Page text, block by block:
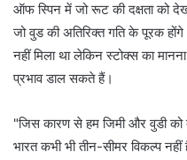
ऑफ स्पिन में जो रूट की दक्षता को
जो वुड की अतिरिक्त गति के पूरक
नहीं मिला था लेकिन स्टोक्स का
प्रभाव डाल सकते हैं।
"जिस कारण से हम जिमी और वुडी
भारत कभी भी तीन-सीमर विकल्प